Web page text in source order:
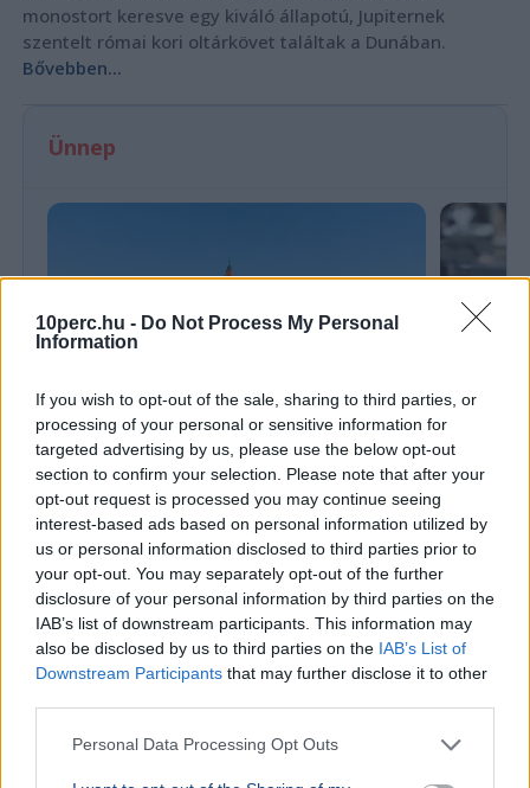
10perc.hu - Do Not Process My Personal
Information
If you wish to opt-out of the sale, sharing to third parties, or
processing of your personal or sensitive information for
targeted advertising by us, please use the below opt-out
section to confirm your selection. Please note that after your
opt-out request is processed you may continue seeing
interest-based ads based on personal information utilized by
us or personal information disclosed to third parties prior to
your opt-out. You may separately opt-out of the further
disclosure of your personal information by third parties on the
IAB’s list of downstream participants. This information may
also be disclosed by us to third parties on the IAB’s List of
Downstream Participants that may further disclose it to other
Personal Data Processing Opt Outs
monostort keresve egy kiváló állapotú, Jupiternek
szentelt római kori oltárkövet találtak a Dunában.
Bővebben...
Ünnep
BELFÖLD
Veresegyházon a lakosság 87 százaléka
az egészségügyet választotta a
tűzijáték helyett
Veresegyház lakói egy helyi szavazáson a
tűzijáték helyett az egészségügyi
eszközbeszerzést választották. Budapesten
BELFÖLD
boltok –
Idén
ünnepi
kávézók